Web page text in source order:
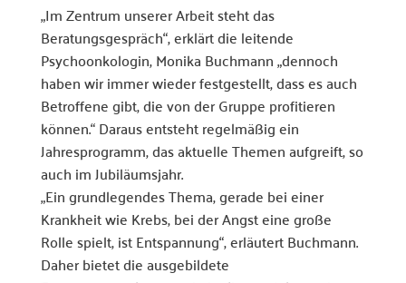
„Im Zentrum unserer Arbeit steht das
Beratungsgespräch“, erklärt die leitende
Psychoonkologin, Monika Buchmann „dennoch
haben wir immer wieder festgestellt, dass es auch
Betroffene gibt, die von der Gruppe profitieren
können.“ Daraus entsteht regelmäßig ein
Jahresprogramm, das aktuelle Themen aufgreift, so
auch im Jubiläumsjahr.
„Ein grundlegendes Thema, gerade bei einer
Krankheit wie Krebs, bei der Angst eine große
Rolle spielt, ist Entspannung“, erläutert Buchmann.
Daher bietet die ausgebildete